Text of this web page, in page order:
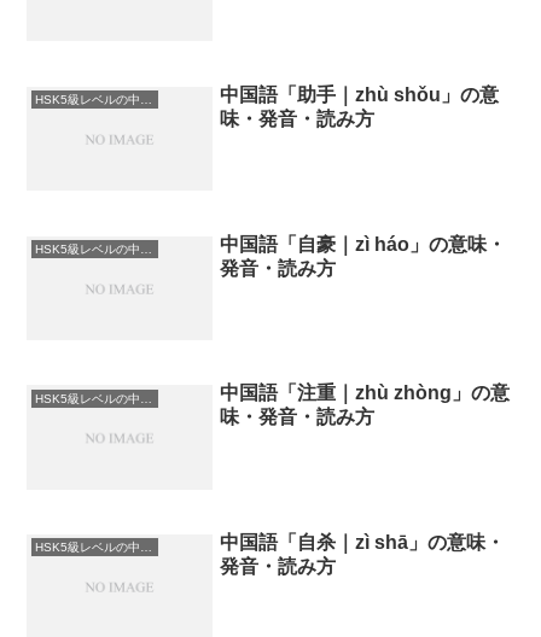
HSK5級レベルの中国語
中国語「助手｜zhù shǒu」の意
味・発音・読み方
中国語「自豪｜zì háo」の意味・
発音・読み方
中国語「注重｜zhù zhòng」の意
味・発音・読み方
HSK5級レベルの中国語
中国語「自杀｜zì shā」の意味・
発音・読み方